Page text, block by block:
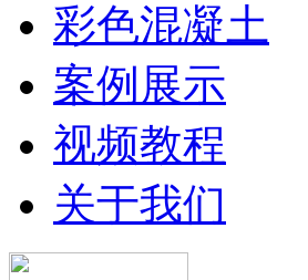
彩色混凝土
案例展示
视频教程
关于我们